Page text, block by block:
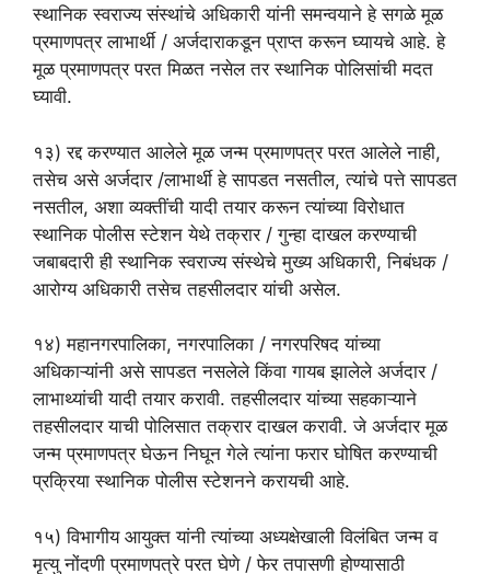
स्थानिक स्वराज्य संस्थांचे अधिकारी यांनी समन्वयाने हे सगळे मूळ
प्रमाणपत्र लाभार्थी / अर्जदाराकडून प्राप्त करून घ्यायचे आहे. हे
मूळ प्रमाणपत्र परत मिळत नसेल तर स्थानिक पोलिसांची मदत
घ्यावी.
१३) रद्द करण्यात आलेले मूळ जन्म प्रमाणपत्र परत आलेले नाही,
तसेच असे अर्जदार /लाभार्थी हे सापडत नसतील, त्यांचे पत्ते सापडत
नसतील, अशा व्यक्तींची यादी तयार करून त्यांच्या विरोधात
स्थानिक पोलीस स्टेशन येथे तक्रार / गुन्हा दाखल करण्याची
जबाबदारी ही स्थानिक स्वराज्य संस्थेचे मुख्य अधिकारी, निबंधक /
आरोग्य अधिकारी तसेच तहसीलदार यांची असेल.
१४) महानगरपालिका, नगरपालिका / नगरपरिषद यांच्या
अधिकाऱ्यांनी असे सापडत नसलेले किंवा गायब झालेले अर्जदार /
लाभाथ्यांची यादी तयार करावी. तहसीलदार यांच्या सहकाऱ्याने
तहसीलदार याची पोलिसात तक्रार दाखल करावी. जे अर्जदार मूळ
जन्म प्रमाणपत्र घेऊन निघून गेले त्यांना फरार घोषित करण्याची
प्रक्रिया स्थानिक पोलीस स्टेशनने करायची आहे.
१५) विभागीय आयुक्त यांनी त्यांच्या अध्यक्षेखाली विलंबित जन्म व
मृत्यु नोंदणी प्रमाणपत्रे परत घेणे / फेर तपासणी होण्यासाठी